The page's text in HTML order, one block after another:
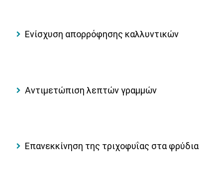
Ενίσχυση απορρόφησης καλλυντικών
Αντιμετώπιση λεπτών γραμμών
Επανεκκίνηση της τριχοφυΐας στα φρύδια